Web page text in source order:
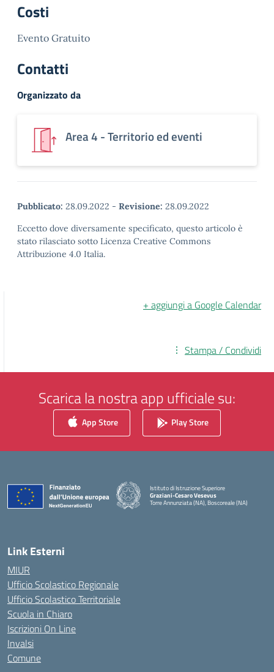
Costi
Evento Gratuito
Contatti
Organizzato da
Area 4 - Territorio ed eventi
Pubblicato: 28.09.2022 - Revisione: 28.09.2022
Eccetto dove diversamente specificato, questo articolo è
stato rilasciato sotto Licenza Creative Commons
Attribuzione 4.0 Italia.
+ aggiungi a Google Calendar
Stampa / Condividi
Scarica la nostra app ufficiale su:
App Store Play Store
Istituto di Istruzione Superiore
Graziani-Cesaro Vesevus
Torre Annunziata (NA), Boscoreale (NA)
Link Esterni
MIUR
Ufficio Scolastico Regionale
Ufficio Scolastico Territoriale
Scuola in Chiaro
Iscrizioni On Line
Invalsi
Comune